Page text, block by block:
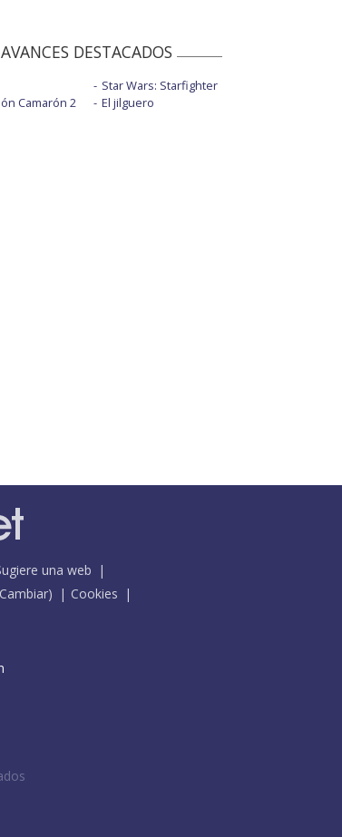
AVANCES DESTACADOS
Camarón 2
Star Wars: Starfighter
El jilguero
una web
Cambiar)
Cookies